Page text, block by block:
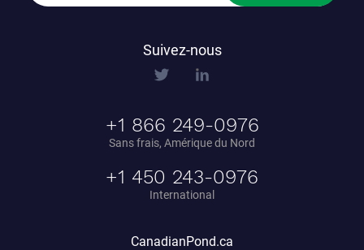
Suivez-nous
+1 866 249-0976
Sans frais, Amérique du Nord
+1 450 243-0976
International
CanadianPond.ca